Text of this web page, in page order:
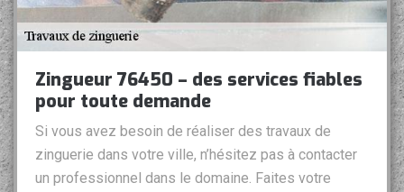
Zingueur 76450 – des services fiables
pour toute demande
Si vous avez besoin de réaliser des travaux de
zinguerie dans votre ville, n’hésitez pas à contacter
un professionnel dans le domaine. Faites votre